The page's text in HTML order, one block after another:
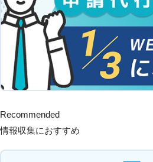
Recommended
情報収集におすすめ